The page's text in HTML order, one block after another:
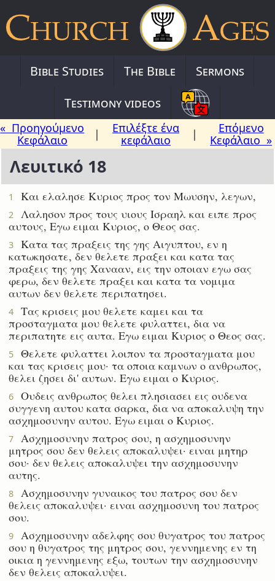
Bible Studies The Bible
Sermons
Testimony videos
« Προηγούμενο
Κεφάλαιο
|
Επιλέξτε ένα
κεφάλαιο
|
Επόμενο
Κεφάλαιο »
Λευιτικό 18
1 Και ελαλησε Κυριος προς τον Μωυσην, λεγων,
2
Λαλησον προς τους υιους Ισραηλ και ειπε προς
αυτους, Εγω ειμαι Κυριος, ο Θεος σας.
3
Κατα τας πραξεις της γης Αιγυπτου, εν η
κατωκησατε, δεν θελετε πραξει και κατα τας
πραξεις της γης Χανααν, εις την οποιαν εγω σας
φερω, δεν θελετε πραξει και κατα τα νομιμα
αυτων δεν θελετε περιπατησει.
4
Τας κρισεις μου θελετε καμει και τα
προσταγματα μου θελετε φυλαττει, δια να
περιπατητε εις αυτα. Εγω ειμαι Κυριος ο Θεος σας.
5
Θελετε φυλαττει λοιπον τα προσταγματα μου
και τας κρισεις μου· τα οποια καμνων ο ανθρωπος,
θελει ζησει δι' αυτων. Εγω ειμαι ο Κυριος.
6
Ουδεις ανθρωπος θελει πλησιασει εις ουδενα
συγγενη αυτου κατα σαρκα, δια να αποκαλυψη την
ασχημοσυνην αυτου. Εγω ειμαι ο Κυριος.
7
Ασχημοσυνην πατρος σου, η ασχημοσυνην
μητρος σου δεν θελεις αποκαλυψει· ειναι μητηρ
σου· δεν θελεις αποκαλυψει την ασχημοσυνην
αυτης.
8
Ασχημοσυνην γυναικος του πατρος σου δεν
θελεις αποκαλυψει· ειναι ασχημοσυνη του πατρος
σου.
9
Ασχημοσυνην αδελφης σου θυγατρος του πατρος
σου η θυγατρος της μητρος σου, γεννημενης εν τη
οικια η γεννημενης εξω, τουτων την ασχημοσυνην
δεν θελεις αποκαλυψει.